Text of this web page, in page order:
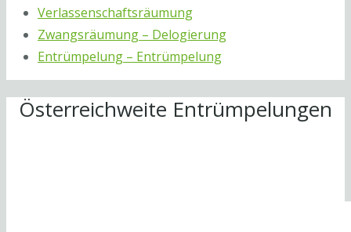
Verlassenschaftsräumung
Zwangsräumung – Delogierung
Entrümpelung – Entrümpelung
Österreichweite Entrümpelungen